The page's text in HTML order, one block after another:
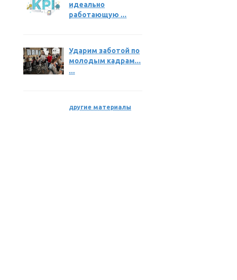
идеально
работающую ...
Ударим заботой по
молодым кадрам...
...
другие материалы